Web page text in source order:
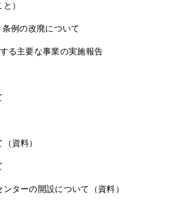
）
例の改廃について
る主要な事業の実施報告
資料）
ターの開設について（資料）